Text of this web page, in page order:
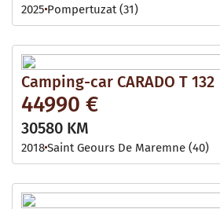
2025 Pompertuzat (31)
Camping-car CARADO T 132
44990 €
30580 KM
2018Saint Geours De Maremne (40)